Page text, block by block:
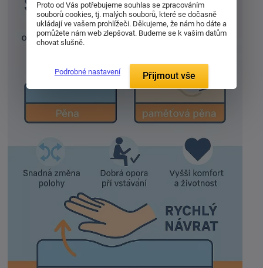
Proto od Vás potřebujeme souhlas se zpracováním
souborů cookies, tj. malých souborů, které se dočasně
ukládají ve vašem prohlížeči. Děkujeme, že nám ho dáte a
pomůžete nám web zlepšovat. Budeme se k vašim datům
chovat slušně.
Podrobné nastavení Přijmout vše